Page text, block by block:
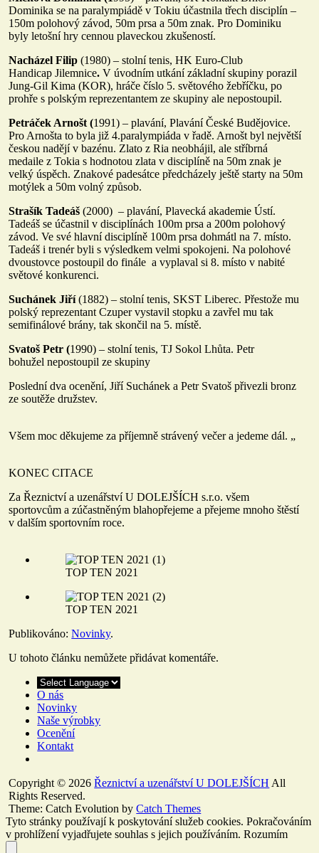
Dominika se na paralympiádě v Tokiu účastnila třech disciplín –
150m polohový závod, 50m prsa a 50m znak. Pro Dominiku
byly letošní hry cennou plaveckou zkušeností.
Nacházel Filip (1980) – stolní tenis, HK Euro-Club
Handicap Jilemnice.V úvodním utkání základní skupiny porazil
Jung-Gil Kima (KOR), hráče číslo 5. světového žebříčku, po
prohře s polským reprezentantem ze skupiny ale nepostoupil.
Petráček Arnošt (1991) – plavání, Plavání České Budějovice.
Pro Arnošta to byla již 4.paralympiáda v řadě. Arnošt byl největší
českou nadějí v bazénu. Zlato z Ria neobhájil, ale stříbrná
medaile z Tokia s hodnotou zlata v disciplíně na 50m znak je
velký úspěch. Znakové padesátce předcházely ještě starty na 50m
motýlek a 50m volný způsob.
Strašík Tadeáš (2000) – plavání, Plavecká akademie Ústí.
Tadeáš se účastnil v disciplínách 100m prsa a 200m polohový
závod. Ve své hlavní disciplíně 100m prsa dohmátl na 7. místo.
Tadeáš i trenér byli s výsledkem velmi spokojeni. Na polohové
dvoustovce postoupil do finále a vyplaval si 8. místo v nabité
světové konkurenci.
Suchánek Jiří(1882) – stolní tenis, SKST Liberec. Přestože mu
polský reprezentant Czuper vystavil stopku a zavřel mu tak
semifinálové brány, tak skončil na 5. místě.
Svatoš Petr (1990) – stolní tenis, TJ Sokol Lhůta. Petr
bohužel nepostoupil ze skupiny
Poslední dva ocenění, Jiří Suchánek a Petr Svatoš přivezli bronz
ze soutěže družstev.
Všem moc děkujeme za příjemně strávený večer a jedeme dál. „
KONEC CITACE
Za Řeznictví a uzenářství U DOLEJŠÍCH s.r.o. všem
sportovcům a zúčastněným blahopřejeme a přejeme mnoho štěstí
v dalším sportovním roce.
TOP TEN 2021
TOP TEN 2021
Publikováno:Novinky.
U tohoto článku nemůžete přidávat komentáře.
O nás
Novinky
Naše výrobky
Ocenění
Kontakt
Copyright © 2026Řeznictví a uzenářství U DOLEJŠÍCH All
Rights Reserved.
Theme: Catch Evolution byCatch Themes
Tyto stránky používají k poskytování služeb cookies. Pokračováním
v prohlížení vyjadřujete souhlas s jejich používáním. Rozumím